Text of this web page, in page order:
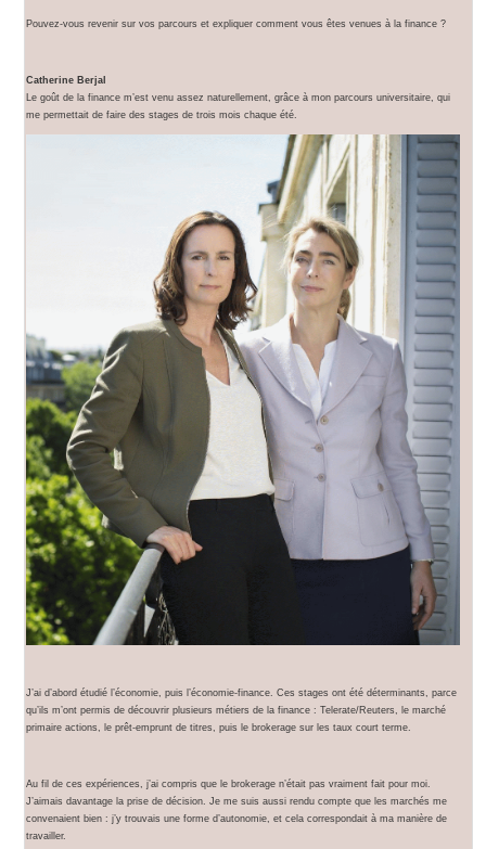
Pouvez-vous revenir sur vos parcours et expliquer comment vous êtes venues à la finance ?
Catherine Berjal
Le goût de la finance m’est venu assez naturellement, grâce à mon parcours universitaire, qui
me permettait de faire des stages de trois mois chaque été.
J’ai d’abord étudié l’économie, puis l’économie-finance. Ces stages ont été déterminants, parce
qu’ils m’ont permis de découvrir plusieurs métiers de la finance : Telerate/Reuters, le marché
primaire actions, le prêt-emprunt de titres, puis le brokerage sur les taux court terme.
Au fil de ces expériences, j’ai compris que le brokerage n’était pas vraiment fait pour moi.
J’aimais davantage la prise de décision. Je me suis aussi rendu compte que les marchés me
convenaient bien : j’y trouvais une forme d’autonomie, et cela correspondait à ma manière de
travailler.